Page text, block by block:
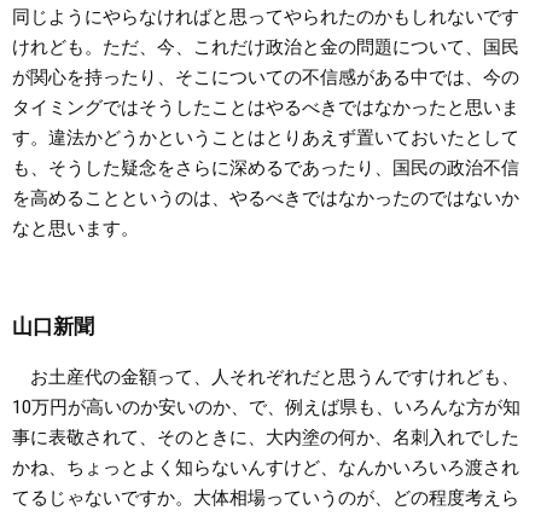
同じようにやらなければと思ってやられたのかもしれないです
けれども。ただ、今、これだけ政治と金の問題について、国民
が関心を持ったり、そこについての不信感がある中では、今の
タイミングではそうしたことはやるべきではなかったと思いま
す。違法かどうかということはとりあえず置いておいたとして
も、そうした疑念をさらに深めるであったり、国民の政治不信
を高めることというのは、やるべきではなかったのではないか
なと思います。
山口新聞
お土産代の金額って、人それぞれだと思うんですけれども、
10万円が高いのか安いのか、で、例えば県も、いろんな方が知
事に表敬されて、そのときに、大内塗の何か、名刺入れでした
かね、ちょっとよく知らないんすけど、なんかいろいろ渡され
てるじゃないですか。大体相場っていうのが、どの程度考えら